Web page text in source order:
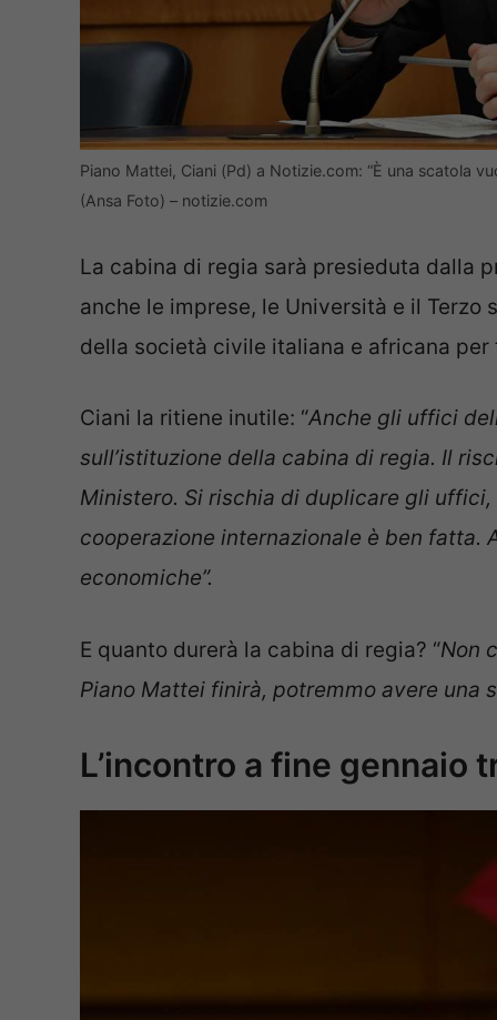
Piano Mattei, Ciani (Pd) a Notizie.com: “È una scatola
(Ansa Foto) – notizie.com
La cabina di regia sarà presieduta dalla
anche le imprese, le Università e il
della società civile italiana e africana
Ciani la ritiene inutile: “Anche gli uffici
sull’istituzione della cabina di regia. Il
Ministero. Si rischia di duplicare gli
cooperazione internazionale è ben fatta.
economiche”.
E quanto durerà la cabina di regia? “Non
Piano Mattei finirà, potremmo avere una
L’incontro a fine gennaio